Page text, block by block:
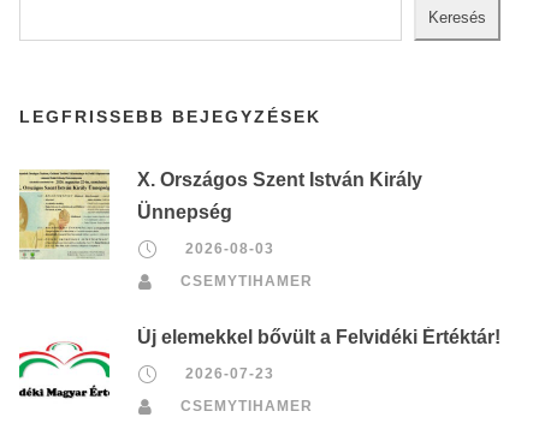
Keresés
LEGFRISSEBB BEJEGYZÉSEK
X. Országos Szent István Király
Ünnepség
2026-08-03
CSEMYTIHAMER
Új elemekkel bővült a Felvidéki Értéktár!
2026-07-23
CSEMYTIHAMER